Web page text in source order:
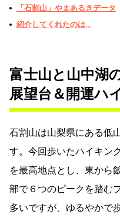
「石割山」やまあるきデータ
紹介してくれたのは…
富士山と山中湖
展望台＆開運ハ
石割山は山梨県にある低
す。今回歩いたハイキン
を最高地点とし、東から
部で６つのピークを踏む
多いですが、ゆるやかで